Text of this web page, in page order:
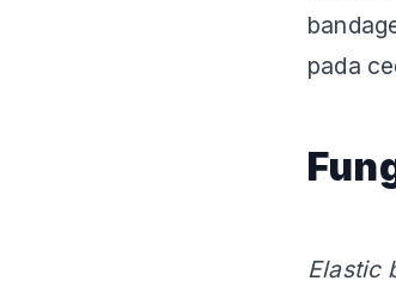
pada
Elastic